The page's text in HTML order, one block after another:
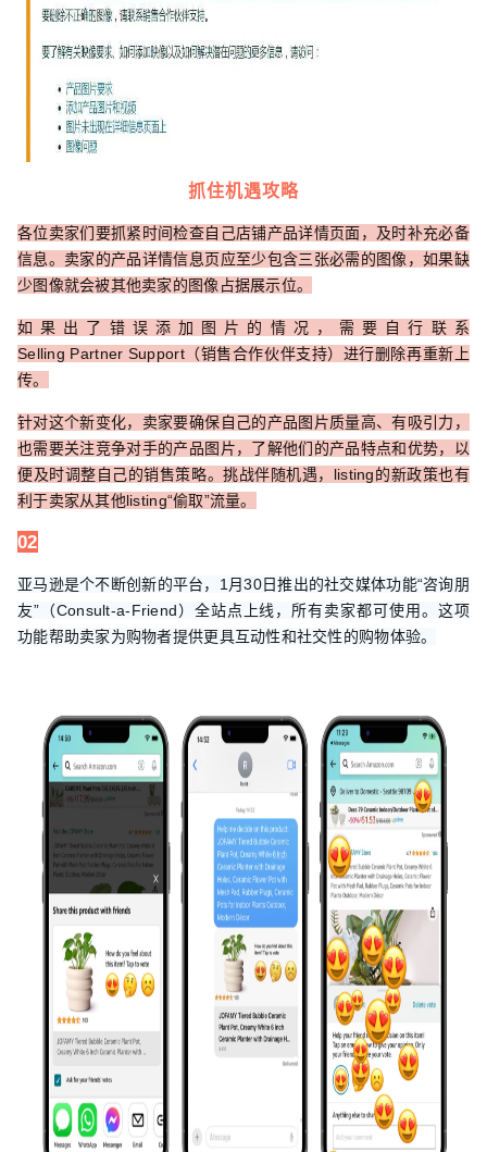
抓住机遇攻略
各位卖家们要抓紧时间检查自己店铺产品详情页面，及时补充必备
信息。卖家的产品详情信息页应至少包含三张必需的图像，如果缺
少图像就会被其他卖家的图像占据展示位。
如果出了错误添加图片的情况，需要自行联系
Selling Partner Support（销售合作伙伴支持）进行删除再重新上
传。
针对这个新变化，卖家要确保自己的产品图片质量高、有吸引力，
也需要关注竞争对手的产品图片，了解他们的产品特点和优势，以
便及时调整自己的销售策略。挑战伴随机遇，listing的新政策也有
利于卖家从其他listing“偷取”流量。
02
亚马逊是个不断创新的平台，1月30日推出的社交媒体功能“咨询朋
友”（Consult-a-Friend）全站点上线，所有卖家都可使用。这项
功能帮助卖家为购物者提供更具互动性和社交性的购物体验。